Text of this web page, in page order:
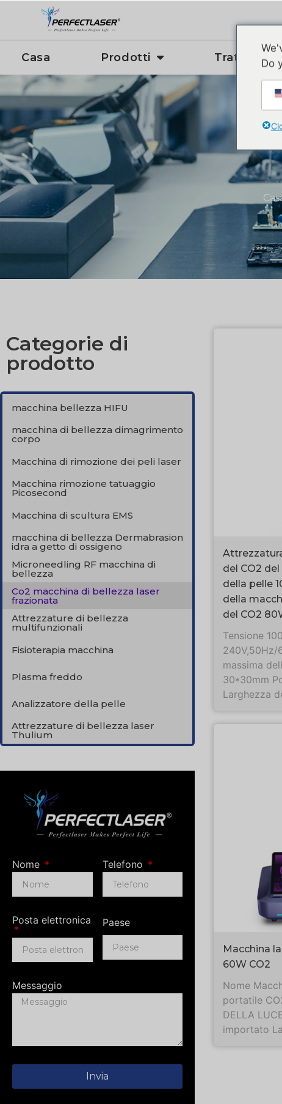
Casa Prodotti
Categorie di
prodotto
macchina bellezza HIFU
macchina di bellezza dimagrimento
corpo
Macchina di rimozione dei peli laser
Macchina rimozione tatuaggio
Picosecond
Macchina di scultura EMS
macchina di bellezza Dermabrasion
idra a getto di ossigeno
Microneedling RF macchina di
bellezza
Co2 macchina di bellezza laser
frazionata
Attrezzature di bellezza
multifunzionali
Fisioterapia macchina
Plasma freddo
Analizzatore della pelle
Attrezzature di bellezza laser
Thulium
Nome Telefono
Posta elettronica Paese
Messaggio
Invia
del CO2
della pelle
della
del CO2
Tensione
240V,50Hz/
massima
30*30mm
Larghezza
Macchina
60W CO2
Nome
portatile
DELLA
importato
Do